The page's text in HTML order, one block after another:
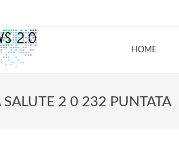
HOME
SALUTE 2 0 232 PUNTATA